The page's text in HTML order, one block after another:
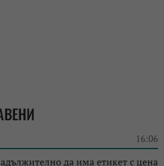
16:06
да има етикет с цена